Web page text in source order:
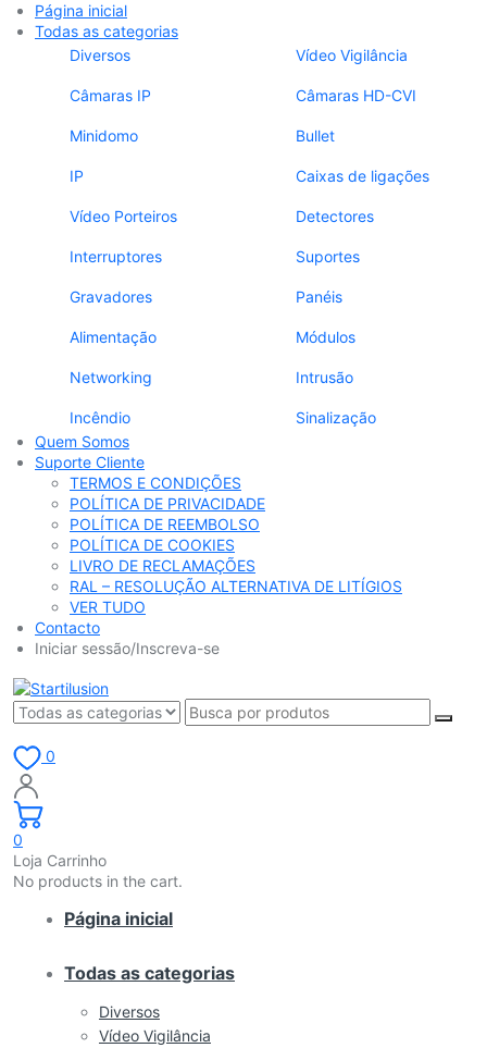
Página inicial
Todas as categorias
Diversos
Vídeo Vigilância
Câmaras IP Câmaras HD-CVI
Minidomo Bullet
IP Caixas de ligações
Vídeo Porteiros Detectores
Interruptores Suportes
Gravadores Panéis
Alimentação Módulos
Networking Intrusão
Incêndio
Sinalização
Quem Somos
Suporte Cliente
TERMOS E CONDIÇÕES
POLÍTICA DE PRIVACIDADE
POLÍTICA DE REEMBOLSO
POLÍTICA DE COOKIES
LIVRO DE RECLAMAÇÕES
RAL – RESOLUÇÃO ALTERNATIVA DE LITÍGIOS
VER TUDO
Contacto
Iniciar sessão/Inscreva-se
0
0
Loja Carrinho
No products in the cart.
Página inicial
Todas as categorias
Diversos
Vídeo Vigilância